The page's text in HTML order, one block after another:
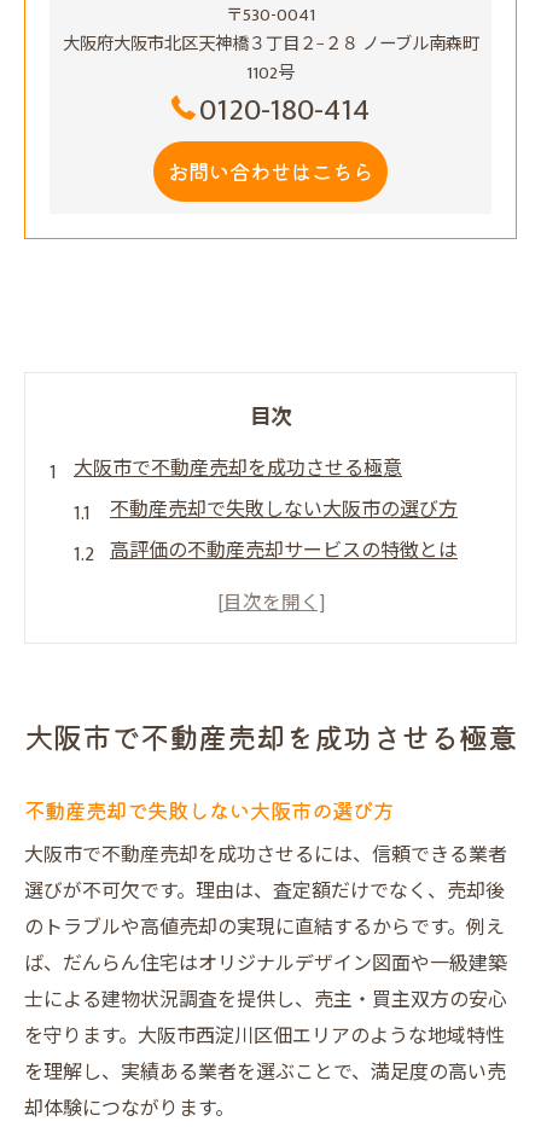
〒530-0041
大阪府大阪市北区天神橋３丁目２−２８ ノーブル南森町
1102号
0120-180-414
お問い合わせはこちら
目次
大阪市で不動産売却を成功させる極意
不動産売却で失敗しない大阪市の選び方
高評価の不動産売却サービスの特徴とは
だんらん住宅が叶える納得の不動産売却体
ト
納得価格を叶える不動産査定の進め方
不動産売却のための正確な査定手順とは
大阪市で査定額アップを狙うコツと実践法
一級建築士による建物調査が売却をサポー
ト
オリジナル図面活用で査定結果に差をつけ
る
不動産買取査定の比較が納得価格の鍵
大阪市で不動産売却を成功させる極意
不動産売却で失敗しない大阪市の選び方
大阪市で不動産売却を成功させるには、信頼できる業者
選びが不可欠です。理由は、査定額だけでなく、売却後
のトラブルや高値売却の実現に直結するからです。例え
ば、だんらん住宅はオリジナルデザイン図面や一級建築
士による建物状況調査を提供し、売主・買主双方の安心
を守ります。大阪市西淀川区佃エリアのような地域特性
を理解し、実績ある業者を選ぶことで、満足度の高い売
却体験につながります。